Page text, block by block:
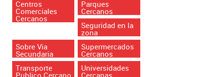
Centros
Comerciales
Cercanos
Parques
Cercanos
Seguridad en la
zona
Sobre Via
Secundaria
Supermercados
Cercanos
Transporte
Publico Cercano
Universidades
Cercanas